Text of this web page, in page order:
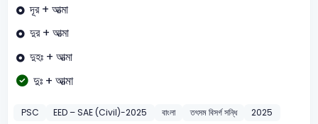
দূর + আত্মা
দুর + আত্মা
দুহঃ + আত্মা
দুঃ + আত্মা
PSC EED – SAE (Civil)-2025 বাংলা তৎসম বিসর্গ সন্ধি 2025